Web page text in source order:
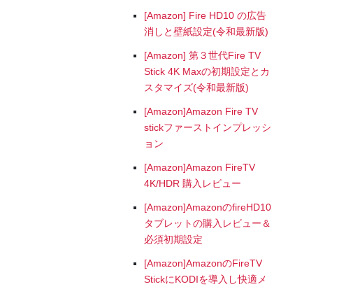
[Amazon] Fire HD10 の広告
消しと壁紙設定(令和最新版)
[Amazon] 第３世代Fire TV
Stick 4K Maxの初期設定とカ
スタマイズ(令和最新版)
[Amazon]Amazon Fire TV
stickファーストインプレッシ
ョン
[Amazon]Amazon FireTV
4K/HDR 購入レビュー
[Amazon]AmazonのfireHD10
タブレットの購入レビュー＆
必須初期設定
[Amazon]AmazonのFireTV
StickにKODIを導入し快適メ